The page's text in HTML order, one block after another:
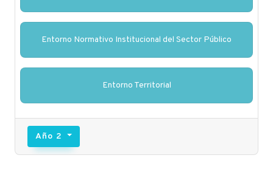
Entorno Normativo Institucional del Sector Público
Entorno Territorial
Año 2